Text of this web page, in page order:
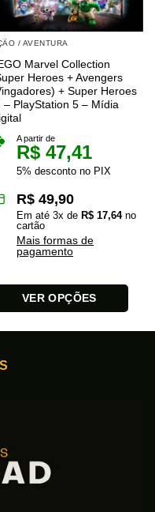
/ AVENTURA
Marvel Collection
Heroes + Avengers
+ Super Heroes
– PlayStation 5 – Mídia
A partir de
R$ 47,41
5% desconto no PIX
R$ 49,90
Em até 3x de R$ 17,64no
cartão
Mais formas de
pagamento
VER OPÇÕES